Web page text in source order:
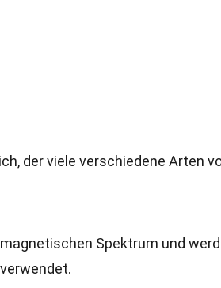
der viele verschiedene Arten
Spektrum und